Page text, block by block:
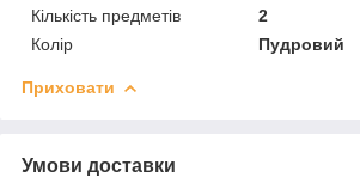
Кількість предметів
2
Колір
Пудровий
Приховати
Умови доставки